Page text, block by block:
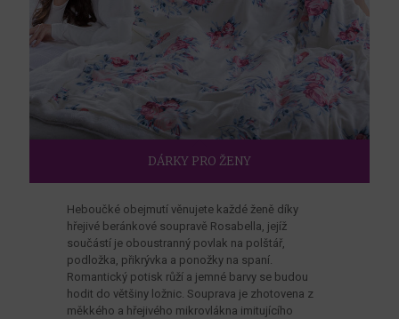
DÁRKY PRO ŽENY
Heboučké obejmutí věnujete každé ženě díky
hřejivé beránkové soupravě Rosabella, jejíž
součástí je oboustranný povlak na polštář,
podložka, přikrývka a ponožky na spaní.
Romantický potisk růží a jemné barvy se budou
hodit do většiny ložnic. Souprava je zhotovena z
měkkého a hřejivého mikrovlákna imitujícího